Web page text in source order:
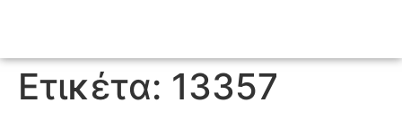
Ετικέτα: 13357